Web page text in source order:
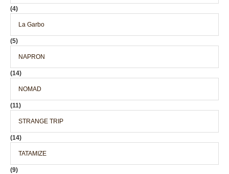
(4)
La Garbo
(5)
NAPRON
(14)
NOMAD
(11)
STRANGE TRIP
(14)
TATAMIZE
(9)